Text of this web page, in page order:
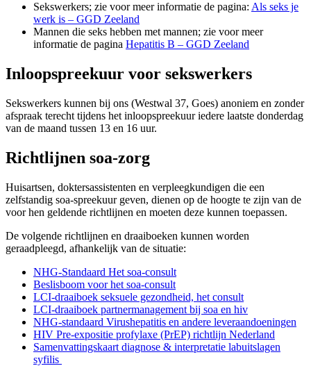
Sekswerkers; zie voor meer informatie de pagina: Als seks je
werk is – GGD Zeeland
Mannen die seks hebben met mannen; zie voor meer
informatie de pagina Hepatitis B – GGD Zeeland
Inloopspreekuur voor sekswerkers
Sekswerkers kunnen bij ons (Westwal 37, Goes) anoniem en zonder
afspraak terecht tijdens het inloopspreekuur iedere laatste donderdag
van de maand tussen 13 en 16 uur.
Richtlijnen soa-zorg
Huisartsen, doktersassistenten en verpleegkundigen die een
zelfstandig soa-spreekuur geven, dienen op de hoogte te zijn van de
voor hen geldende richtlijnen en moeten deze kunnen toepassen.
De volgende richtlijnen en draaiboeken kunnen worden
geraadpleegd, afhankelijk van de situatie:
NHG-Standaard Het soa-consult
Beslisboom voor het soa-consult
LCI-draaiboek seksuele gezondheid, het consult
LCI-draaiboek partnermanagement bij soa en hiv
NHG-standaard Virushepatitis en andere leveraandoeningen
HIV Pre-expositie profylaxe (PrEP) richtlijn Nederland
Samenvattingskaart diagnose & interpretatie labuitslagen
syfilis